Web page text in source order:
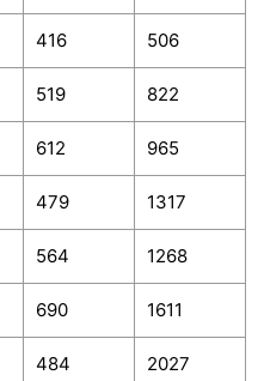
416 506
519 822
612 965
479 1317
564 1268
690 1611
484 2027